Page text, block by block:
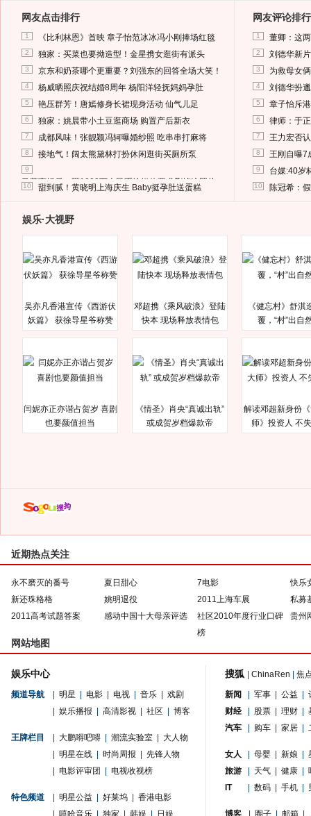
网友点击排行
1 《比利林恩》首映 章子怡范冰冰冯小刚捧场红毯
2 独家：买菜也要拗造型！金星携女逛街有派头
3 京东和奶茶哪个更重要？刘强东的回答全场大笑！
4 杨威晒照庆祝结婚8周年 杨阳洋轻抚妈妈孕肚
5 艳压群芳！唐嫣修身长裙现身活动 仙气儿足
6 独家：姚晨带小土豆逛商场 购置产后新衣
7 成都风味！张靓颖冯轲曝婚纱照 吃串串打麻将
8 接地气！阔太熊黛林打扮休闲逛街买厕所泵
9
马蓉离婚后，砸1000万人民币给媒体要求删掉这照片
10 甜到腻！黄晓明上海庆生 Baby挺孕肚送蛋糕
网友评论排行
1 董卿：这
2 刘德华新
3 为救母女
4 刘德华扮
5 章子怡斥
6 律师：于
7 王力宏否
8 王刚自曝7
9 台媒:40岁
10 陈冠希：
娱乐·大视野
吴亦凡香港宣传《西游伏
妖篇》 获徐导星爷称赞
邓超携《乘风破浪》登陆
快本 现场释放表情包
《健忘村》舒淇
覆，“村”出自
闫妮亦正亦谐占贺岁 喜剧
也要颜值担当
《情圣》肖央“真诚出轨”
或成贺岁档爆款帝
解读邓超新身份
师》投资人 不
近期热点关注
永不磨灭的番号 夏日甜心 7电影
快乐
新还珠格格
姚明退役 2011上海车展
私募
2011高考试题答案
感动中国十大母亲评选
社区2010年度行业口碑
榜
贵州
网站地图
娱乐中心
频道导航 明星 电影 电视 音乐
戏剧
娱乐播报 高清影视 社区 博客
王牌栏目 大鹏嘚吧嘚 潮流实验室
大人物
明星在线 时尚周报
先锋人物
电影评审团 电视收视榜
特色频道 明星公益 好莱坞
香港电影
嘻哈音乐 独家 韩娱 日娱
搜狐 ChinaRen 焦
新闻 军事 公益
财经
股票 理财
汽车
购车 家居
女人 母婴 新娘
旅游
天气 健康
IT
数码 手机
博客 圈子 邮箱